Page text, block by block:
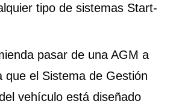
tipo de sistemas Start-
pasar de una AGM a
que el Sistema de Gestión
vehículo está diseñado